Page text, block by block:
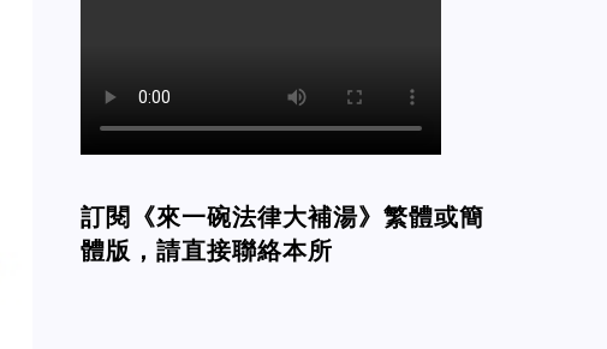
訂閱《來一碗法律大補湯》繁體或簡
體版，請直接聯絡本所